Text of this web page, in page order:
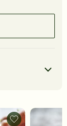
383kcal
Timianpoteter